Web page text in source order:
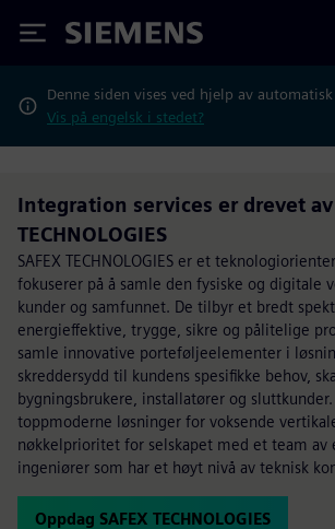
Siemens
Denne siden vises ved hjelp av
Vis på engelsk i stedet?
Integration services er drevet av
TECHNOLOGIES
SAFEX TECHNOLOGIES er et
fokuserer på å samle den fysiske og digitale
kunder og samfunnet. De tilbyr et bredt
energieffektive, trygge, sikre og pålitelige
samle innovative porteføljeelementer i
skreddersydd til kundens spesifikke behov,
bygningsbrukere, installatører og
toppmoderne løsninger for voksende
nøkkelprioritet for selskapet med et team av
ingeniører som har et høyt nivå av teknisk
Oppdag SAFEX TECHNOLOGIES